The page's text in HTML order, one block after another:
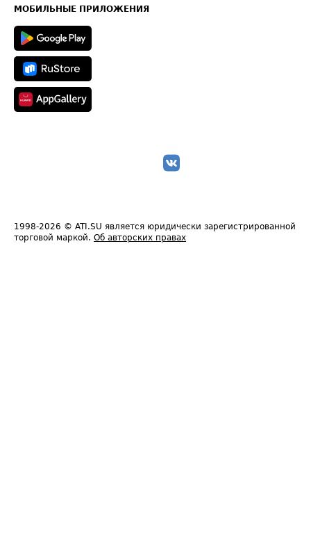
Техническая информация
МОБИЛЬНЫЕ ПРИЛОЖЕНИЯ
1998-2026 © ATI.SU является юридически зарегистрированной
торговой маркой. Об авторских правах